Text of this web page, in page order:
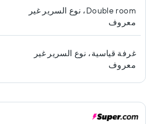
Double room، نوع السرير غير
معروف
غرفة قياسية، نوع السرير غير
معروف